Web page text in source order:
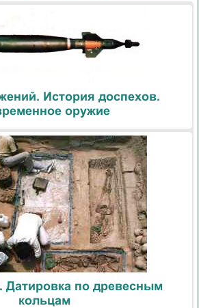
История доспехов.
оружие
Датировка по древесным
кольцам